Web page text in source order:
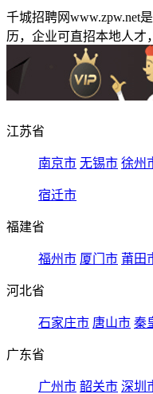
千城招聘网www.zpw.net
历，企业可直招本地人才
江苏省
南京市 无锡市 徐州
宿迁市
福建省
福州市 厦门市 莆田
河北省
石家庄市 唐山市 秦
广东省
广州市 韶关市 深圳